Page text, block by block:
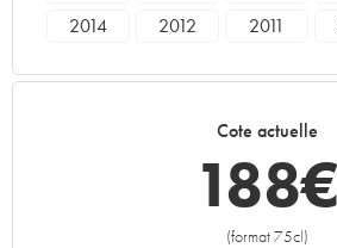
2014
2012 2011
1995
Cote actuelle
188€
(format 75cl)